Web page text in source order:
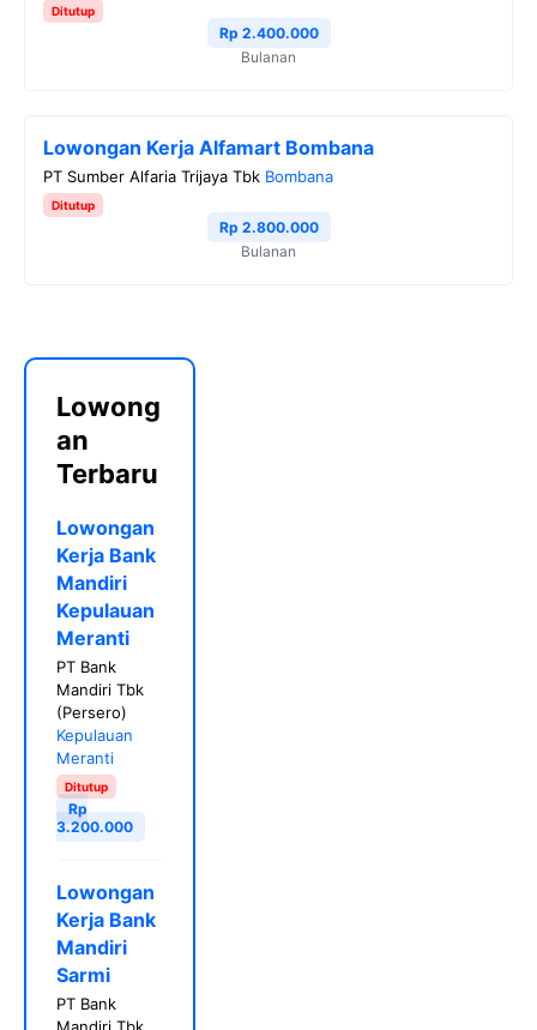
Ditutup
Rp 2.400.000
Bulanan
Lowongan Kerja Alfamart Bombana
PT Sumber Alfaria Trijaya Tbk Bombana
Ditutup
Rp 2.800.000
Bulanan
Lowong
an
Terbaru
Lowongan
Kerja Bank
Mandiri
Kepulauan
Meranti
PT Bank
Mandiri Tbk
(Persero)
Kepulauan
Meranti
Ditutup
Rp
3.200.000
Lowongan
Kerja Bank
Mandiri
Sarmi
PT Bank
Mandiri Tbk